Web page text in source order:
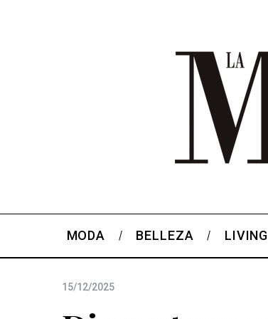
MODA BELLEZA LIVING
15/12/2025